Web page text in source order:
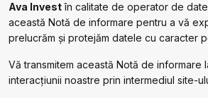
Ava Investîn calitate de operator de date
această Notă de informare pentru a vă
prelucrăm și protejăm datele cu caracter
Vă transmitem această Notă de informare
interacțiunii noastre prin intermediul site-